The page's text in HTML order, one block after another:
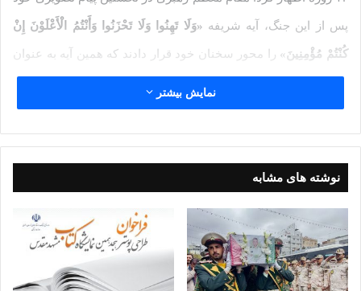
پس از این جنگ، آیه شریفه «وَلَا تَهِنُوا وَلَا تَحْزَنُوا وَأَنْتُمُ الْأَعْلَوْنَ إِنْ
کُنْتُمْ مُؤْمِنِینَ» را محور سخنان خود قرار دادند که همین آیه به عنوان
خط محتوایی محرم امسال انتخاب شده است. این آیه در شرایطی
که بسیاری نگران آینده جنگ و پیامدهای آن بودند، پیام روشنی از
امید، مقاومت و اعتماد به وعده‌های الهی داشت. بر همین اساس،
تمامی برنامه‌های محرم امسال با محوریت تقویت روحیه امید،
استقامت و تبیین وعده‌های الهی طراحی شده است.
وی با اشاره به برنامه‌های آموزشی ویژه مبلغان بیان کرد: هر ساله
پیش از آغاز ماه محرم، همایش‌هایی برای مبلغان سراسر استان
نمایش بیشتر
نوشته های مشابه